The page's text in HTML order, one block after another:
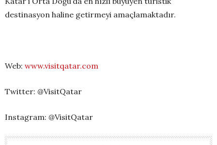
destinasyon haline getirmeyi amaçlamaktadır.
Web: www.visitqatar.com
Twitter: @VisitQatar
Instagram: @VisitQatar